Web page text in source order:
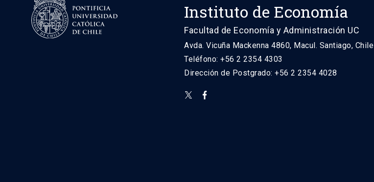
Instituto de Economía
Facultad de Economía y Administración UC
Avda. Vicuña Mackenna 4860, Macul. Santiago, Chile
Teléfono: +56 2 2354 4303
Dirección de Postgrado: +56 2 2354 4028